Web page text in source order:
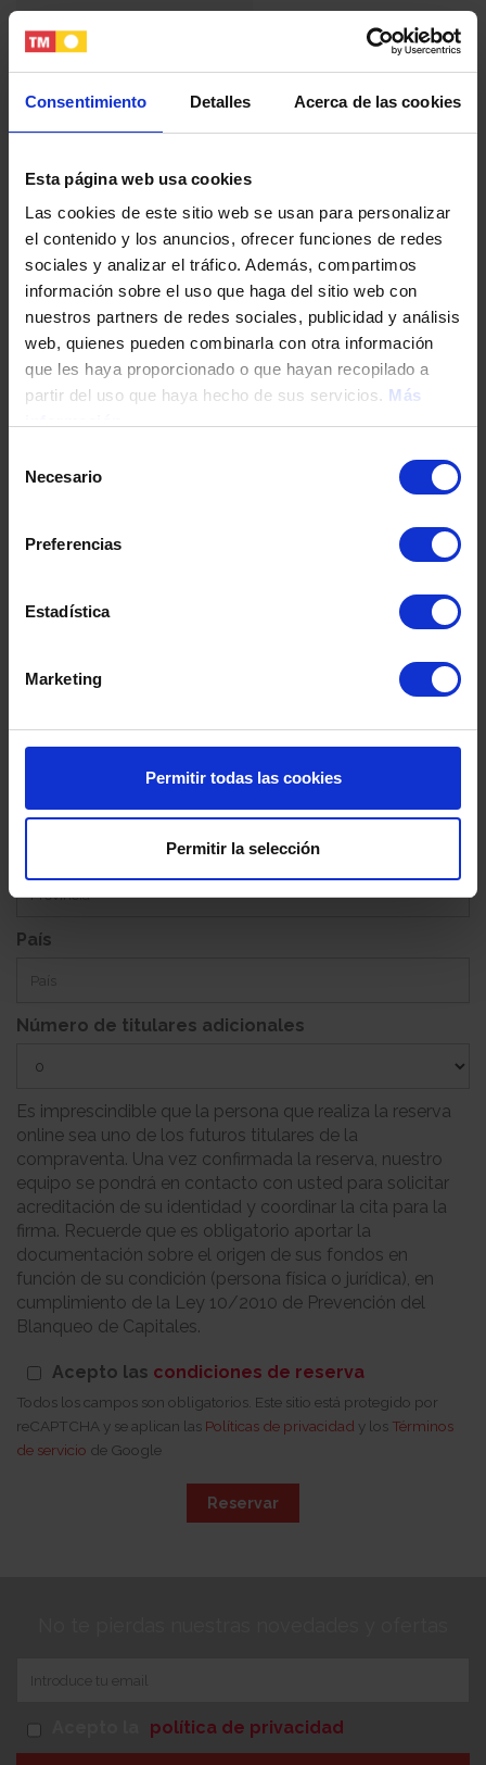
Consentimiento Detalles Acerca de las cookies
Esta página web usa cookies
Las cookies de este sitio web se usan para personalizar
el contenido y los anuncios, ofrecer funciones de redes
sociales y analizar el tráfico. Además, compartimos
información sobre el uso que haga del sitio web con
nuestros partners de redes sociales, publicidad y análisis
web, quienes pueden combinarla con otra información
que les haya proporcionado o que hayan recopilado a
partir del uso que haya hecho de sus servicios. Más
Necesario
Preferencias
Estadística
Marketing
Permitir todas las cookies
Permitir la selección
Tu nombre y apellidos
Tu teléfono
DNI / Pasaporte / NIE
Código postal
País
Número de titulares adicionales
Es imprescindible que la persona que realiza la reserva
online sea uno de los futuros titulares de la
compraventa. Una vez confirmada la reserva, nuestro
equipo se pondrá en contacto con usted para solicitar
acreditación de su identidad y coordinar la cita para la
firma. Recuerde que es obligatorio aportar la
documentación sobre el origen de sus fondos en
función de su condición (persona física o jurídica), en
cumplimiento de la Ley 10/2010 de Prevención del
Blanqueo de Capitales.
Acepto las condiciones de reserva
Todos los campos son obligatorios. Este sitio está protegido por
reCAPTCHA y se aplican las Políticas de privacidad y los Términos
de servicio de Google
Reservar
0 €
Total 438.900 €
política de privacidad